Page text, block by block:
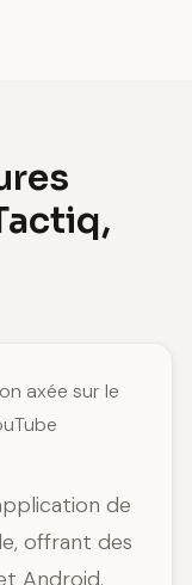
axée sur le
de
offrant des
Android.